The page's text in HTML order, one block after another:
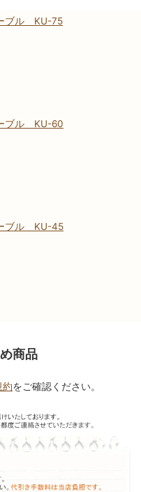
ブル KU-75
ブル KU-60
ブル KU-45
商品
約をご確認ください。